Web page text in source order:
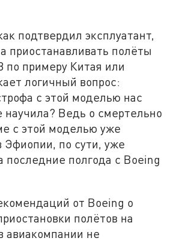
подтвердил эксплуатант,
приостанавливать полёты
по примеру Китая или
логичный вопрос:
с этой моделью нас
научила? Ведь о смертельно
с этой моделью уже
Эфиопии, по сути, уже
последние полгода с Boeing
от Boeing о
полётов на
авиакомпании не